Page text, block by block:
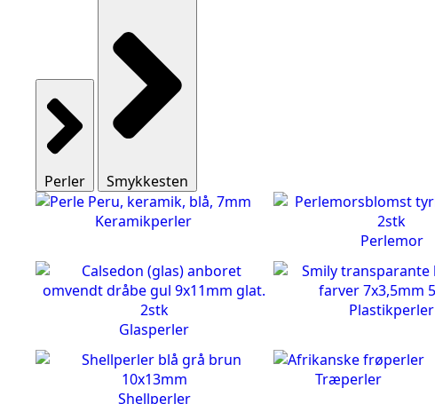
Perler Smykkesten
Keramikperler
Perlemor
Glasperler
Plastikperler
Shellperler
Træperler